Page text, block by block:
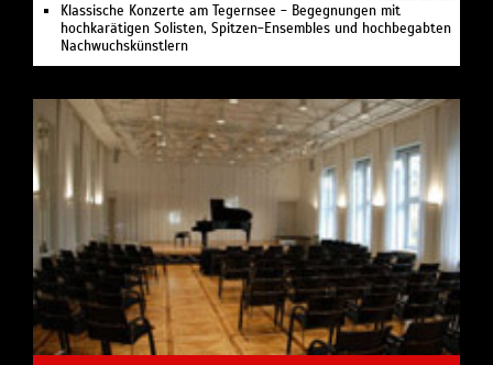
Klassische Konzerte am Tegernsee - Begegnungen mit
hochkarätigen Solisten, Spitzen-Ensem­bles und hochbegabten
Nach­wuchs­künstlern